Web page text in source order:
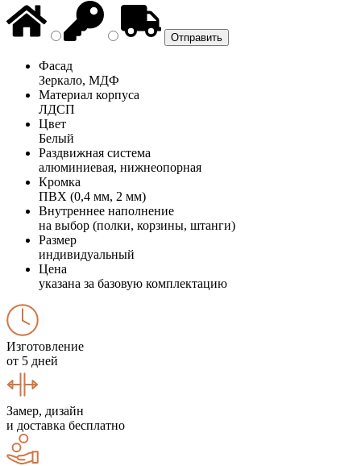
Фасад
Зеркало, МДФ
Материал корпуса
ЛДСП
Цвет
Белый
Раздвижная система
алюминиевая, нижнеопорная
Кромка
ПВХ (0,4 мм, 2 мм)
Внутреннее наполнение
на выбор (полки, корзины, штанги)
Размер
индивидуальный
Цена
указана за базовую комплектацию
Изготовление
от 5 дней
Замер, дизайн
и доставка бесплатно